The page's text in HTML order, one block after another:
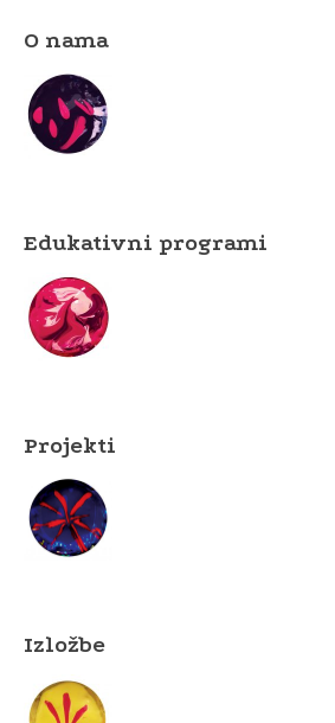
O nama
Edukativni programi
Projekti
Izložbe